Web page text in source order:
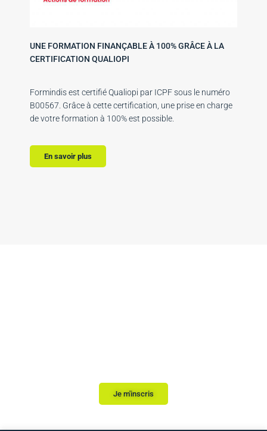
UNE FORMATION FINANÇABLE À 100% GRÂCE À LA
CERTIFICATION QUALIOPI
Formindis est certifié Qualiopi par ICPF sous le numéro
B00567. Grâce à cette certification, une prise en charge
de votre formation à 100% est possible.
En savoir plus
Je m'inscris